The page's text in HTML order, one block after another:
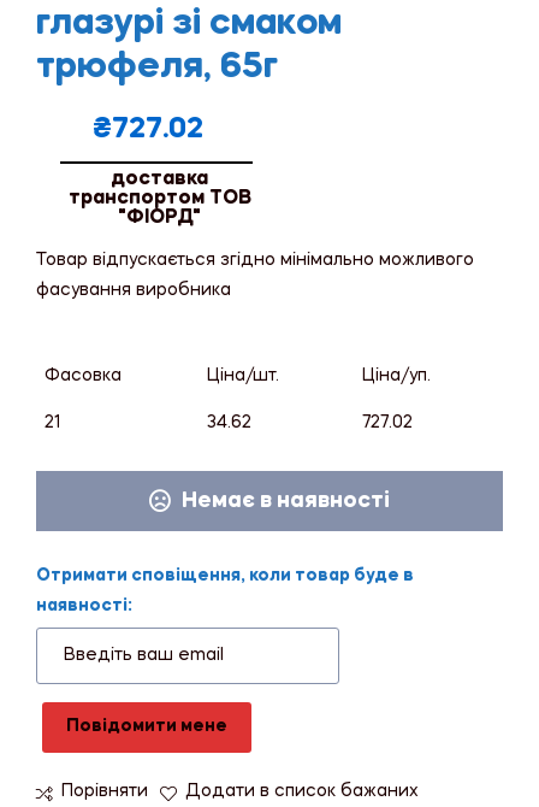
глазурі зі смаком
трюфеля, 65г
₴727.02
доставка
транспортом ТОВ
"ФІОРД"
Товар відпускається згідно мінімально можливого
фасування виробника
Фасовка Ціна/шт. Ціна/уп.
21 34.62 727.02
Немає в наявності
Отримати сповіщення, коли товар буде в
наявності:
Повідомити мене
Порівняти Додати в список бажаних